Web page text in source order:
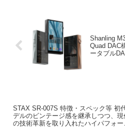
Shanling
Quad DAC
ータブル
STAX SR-007S 特徴・スペック等 初
デルのビンテージ感を継承しつつ、現
の技術革新を取り入れたハイパフォー